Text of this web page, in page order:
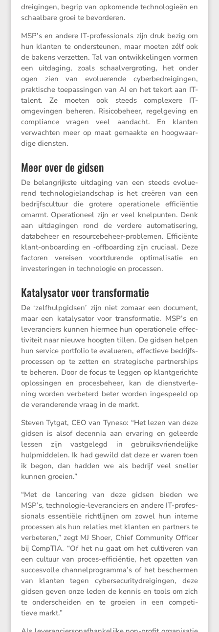
drei­gingen, begrip van opkomende techno­lo­gieën en
schaal­bare groei te bevorderen.
MSP’s en andere IT-profes­si­o­nals zijn druk bezig om
hun klanten te onder­steunen, maar moeten zélf ook
de bakens verzetten. Tal van ontwik­ke­lingen vormen
een uitda­ging, zoals schaal­ver­gro­ting, het onder
ogen zien van evolu­e­rende cyber­be­drei­gingen,
prakti­sche toepas­singen van AI en het tekort aan IT-
talent. Ze moeten ook steeds complexere IT-
omgevingen beheren. Risico­be­heer, regel­ge­ving en
compli­ance vragen veel aandacht. En klanten
verwachten meer op maat gemaakte en hoogwaar­
dige diensten.
Meer over de gidsen
De belang­rijkste uitda­ging van een steeds evolu­e­
rend techno­lo­gie­land­schap is het creëren van een
bedrijfs­cul­tuur die grotere opera­ti­o­nele effici­ëntie
omarmt. Opera­ti­o­neel zijn er veel knelpunten. Denk
aan uitda­gingen rond de verdere automa­ti­se­ring,
databe­heer en resour­ce­be­heer-problemen. Effici­ënte
klant-onboar­ding en ‑offboar­ding zijn cruciaal. Deze
factoren vereisen voort­du­rende optima­li­satie en
inves­te­ringen in techno­logie en processen.
Katalysator voor transformatie
De ‘zelfhulp­gidsen’ zijn niet zomaar een document,
maar een kataly­sator voor trans­for­matie. MSP’s en
leveran­ciers kunnen hiermee hun opera­ti­o­nele effec­
ti­vi­teit naar nieuwe hoogten tillen. De gidsen helpen
hun service portfolio te evalu­eren, effec­tieve bedrijfs­
pro­cessen op te zetten en strate­gi­sche partner­ships
te beheren. Door de focus te leggen op klant­ge­richte
oplos­singen en proces­be­heer, kan de dienst­ver­le­
ning worden verbe­terd beter worden ingespeeld op
de veran­de­rende vraag in de markt.
Steven Tytgat, CEO van Tyneso: “Het lezen van deze
gidsen is alsof decennia aan ervaring en geleerde
lessen zijn vastge­legd in gebruiks­vrien­de­lijke
hulpmid­delen. Ik had gewild dat deze er waren toen
ik begon, dan hadden we als bedrijf veel sneller
kunnen groeien.”
“Met de lance­ring van deze gidsen bieden we
MSP’s, techno­logie-leveran­ciers en andere IT-profes­
si­o­nals essen­tiële richt­lijnen om zowel hun interne
processen als hun relaties met klanten en partners te
verbe­teren,” zegt MJ Shoer, Chief Commu­nity Officer
bij CompTIA. “Of het nu gaat om het culti­veren van
een cultuur van proces-effici­ëntie, het opzetten van
succes­volle channelprogramma’s of het beschermen
van klanten tegen cyber­se­cu­ri­ty­drei­gingen, deze
gidsen geven onze leden de kennis en tools om zich
te onder­scheiden en te groeien in een compe­ti­
tieve markt.”